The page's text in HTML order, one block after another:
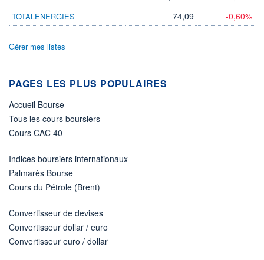
DERNIER
ÉCHANGE
08.08.25 / 20:09:05
ÉLIGIBILITÉ
Non éligible
+ PORTEFEUILLE
TOTALENERGIES 74,09 -0,60%
Gérer mes listes
PAGES LES PLUS POPULAIRES
Accueil Bourse
Tous les cours boursiers
Cours CAC 40
Indices boursiers internationaux
Palmarès Bourse
Cours du Pétrole (Brent)
Convertisseur de devises
Convertisseur dollar / euro
Convertisseur euro / dollar